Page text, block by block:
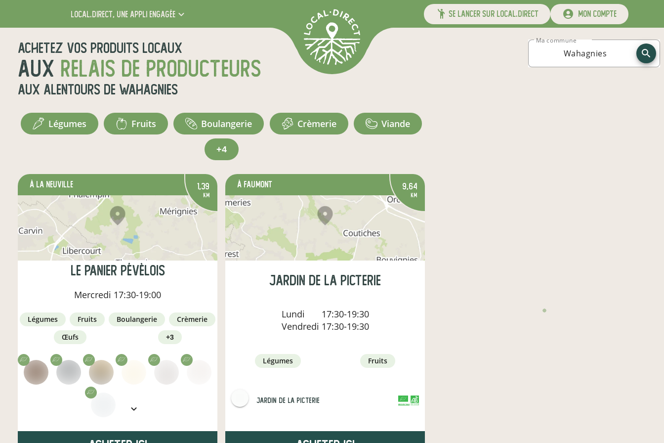
local.direct, une appli engagée se lancer sur local.direct mon compte
Achetez vos produits locaux
aux relais de producteurs
aux alentours de Wahagnies
Ma commune
légumes fruits boulangerie crèmerie viande
+4
à La Neuville 1,39
km
Le panier pévèlois
Mercredi 17:30-19:00
légumes fruits boulangerie
crèmerie
œufs
+3
à Faumont 9,64
km
Jardin de la Picterie
Lundi
17:30-19:30
Vendredi 17:30-19:30
légumes fruits
Jardin de la Picterie